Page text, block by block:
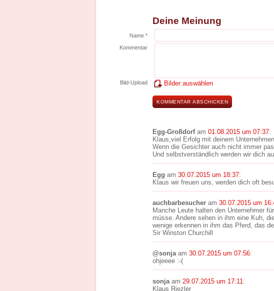
Deine Meinung
Name *
Kommentar
Bild-Upload Bilder auswählen
Egg-Großdorfam 01.08.2015 um 07:37:
Klaus,viel Erfolg mit deinem
Wenn die Gesichter auch nicht immer
Und selbstverständlich werden wir dich
Egg am 30.07.2015 um 18:37:
Klaus wir freuen uns, werden dich oft
auchbarbesucher am 30.07.2015 um
Manche Leute halten den Unternehmer
müsse. Andere sehen in ihm eine Kuh,
wenige erkennen in ihm das Pferd, das
Sir Winston Churchill
@sonjaam 30.07.2015 um 07:56:
ohjeeee :-(
sonjaam 29.07.2015 um 17:11:
Klaus Riezler